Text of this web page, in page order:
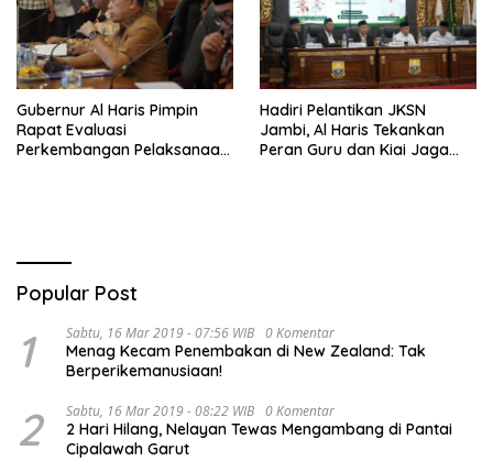
Gubernur Al Haris Pimpin
Rapat Evaluasi
Perkembangan Pelaksanaan
Hadiri Pelantikan JKSN
Jambi, Al Haris Tekankan
Peran Guru dan Kiai Jaga
Popular Post
1 Sabtu, 16 Mar 2019 - 07:56 WIB 0 Komentar
Menag Kecam Penembakan di New Zealand: Tak
Berperikemanusiaan!
2 Sabtu, 16 Mar 2019 - 08:22 WIB 0 Komentar
2 Hari Hilang, Nelayan Tewas Mengambang di Pantai
Cipalawah Garut